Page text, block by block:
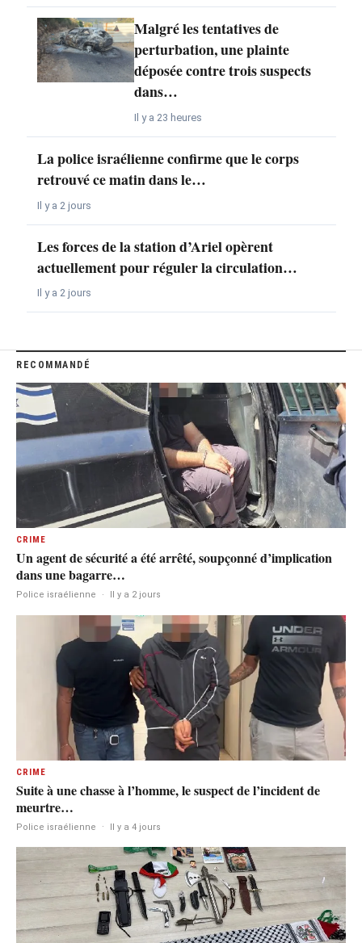
Malgré les tentatives de
perturbation, une plainte
déposée contre trois suspects
dans…
Il y a 23 heures
La police israélienne confirme que le corps
retrouvé ce matin dans le…
Il y a 2 jours
Les forces de la station d’Ariel opèrent
actuellement pour réguler la circulation…
Il y a 2 jours
RECOMMANDÉ
CRIME
Un agent de sécurité a été arrêté, soupçonné d’implication
dans une bagarre…
Police israélienne · Il y a 2 jours
CRIME
Suite à une chasse à l’homme, le suspect de l’incident de
meurtre…
Police israélienne · Il y a 4 jours